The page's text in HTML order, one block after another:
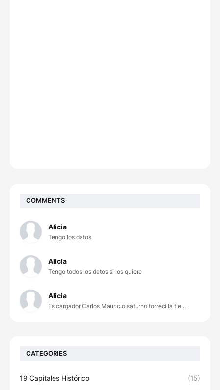
COMMENTS
Alicia
Tengo los datos
Alicia
Tengo todos los datos si los quiere
Alicia
Es cargador Carlos Mauricio saturno torrecilla tie...
CATEGORIES
19 Capitales Histórico (15)